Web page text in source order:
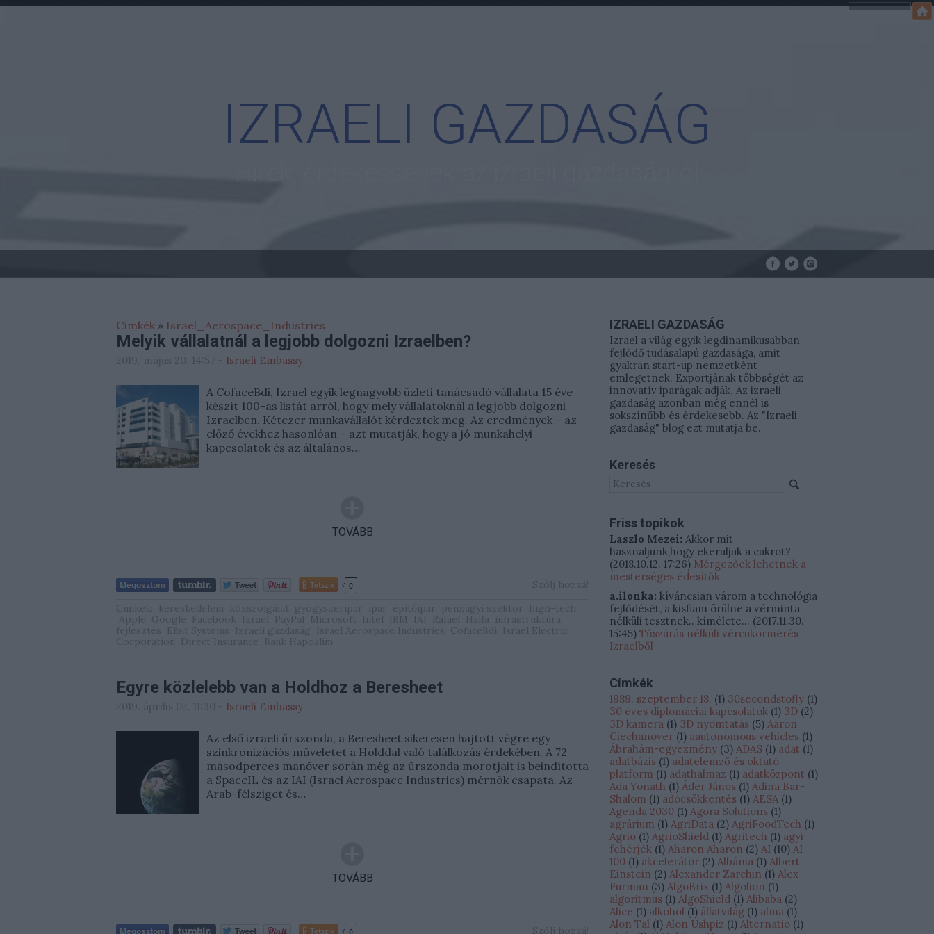
IZRAELI GAZDASÁG
Címkék » Israel_Aerospace_Industries
Melyik vállalatnál a legjobb dolgozni Izraelben?
Israeli Embassy
A CofaceBdi, Izrael egyik legnagyobb üzleti tanácsadó vállalata 15 éve
készít 100-as listát arról, hogy mely vállalatoknál a legjobb dolgozni
Izraelben. Kétezer munkavállalót kérdeztek meg. Az eredmények – az
előző évekhez hasonlóan – azt mutatják, hogy a jó munkahelyi
kapcsolatok és az általános…
TOVÁBB
Tetszik 0
Egyre közlelebb van a Holdhoz a Beresheet
Israeli Embassy
Az első izraeli űrszonda, a Beresheet sikeresen hajtott végre egy
szinkronizációs műveletet a Holddal való találkozás érdekében. A 72
másodperces manőver során még az űrszonda morotjait is beindította
a SpaceIL és az IAI (Israel Aerospace Industries) mérnök csapata. Az
Arab-félsziget és…
TOVÁBB
Tetszik 0
IZRAELI GAZDASÁG
Izrael a világ egyik legdinamikusabban
fejlődő tudásalapú gazdasága, amit
gyakran start-up nemzetként
emlegetnek. Exportjának többségét az
innovatív iparágak adják. Az izraeli
gazdaság azonban még ennél is
sokszínűbb és érdekesebb. Az "Izraeli
gazdaság" blog ezt mutatja be.
Keresés
Friss topikok
Laszlo Mezei: Akkor mit
hasznaljunk,hogy ekeruljuk a cukrot?
(2018.10.12. 17:26) Mérgezőek lehetnek a
mesterséges édesítők
a.ilonka: kíváncsian várom a technológia
fejlődését, a kisfiam örülne a vérminta
nélküli tesztnek.. kímélete... (2017.11.30.
15:45) Tűszúrás nélküli vércukormérés
Izraelből
Címkék
1989. szeptember 18. (1) 30secondstofly (1)
30 éves diplomáciai kapcsolatok (1) 3D (2)
3D kamera (1) 3D nyomtatás (5) Aaron
Ciechanover (1) aautonomous vehicles (1)
Ábrahám-egyezmény (3) ADAS (1) adat (1)
adatbázis (1) adatelemző és oktató
platform (1) adathalmaz (1) adatközpont (1)
Ada Yonath (1) Áder János (1) Adina Bar-
Shalom (1) adócsökkentés (1) AESA (1)
Agenda 2030 (1) Agora Solutions (1)
agrárium (1) AgriData (2) AgriFoodTech (1)
Agrio (1) AgrioShield (1) Agritech (1) agyi
fehérjék (1) Aharon Aharon (2) AI (10) AI
100 (1) akcelerátor (2) Albánia (1) Albert
Einstein (2) Alexander Zarchin (1) Alex
Furman (3) AlgoBrix (1) Algolion (1)
algoritmus (1) AlgoShield (1) Alibaba (2)
Alice (1) alkohol (1) állatvilág (1) alma (1)
Alon Tal (1) Alon Ushpiz (1) Alternatio (1)